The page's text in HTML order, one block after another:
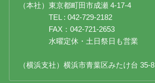
（本社）東京都町田市成瀬 4-17-4
TEL : 042-729-2182
FAX：042-721-2653
水曜定休・土日祭日も営業
（横浜支社）横浜市青葉区みたけ台 35-8